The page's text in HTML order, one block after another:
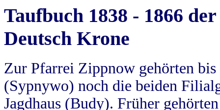
Taufbuch 1838 - 1866
Deutsch Krone
Zur Pfarrei Zippnow gehörten
(Sypnywo) noch die beiden
Jagdhaus (Budy). Früher